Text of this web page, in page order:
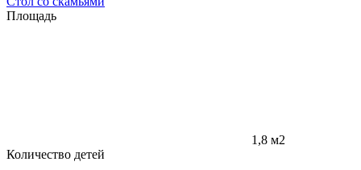
Площадь
1,8 м2
Количество детей